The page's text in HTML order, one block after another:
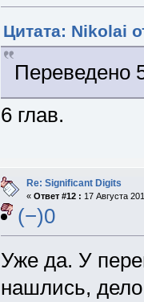
Цитата: Nikolai
Переведено
6 глав.
Re: Significant Digits
« Ответ #12 : 17 Августа
(−)0
Уже да. У
нашлись,